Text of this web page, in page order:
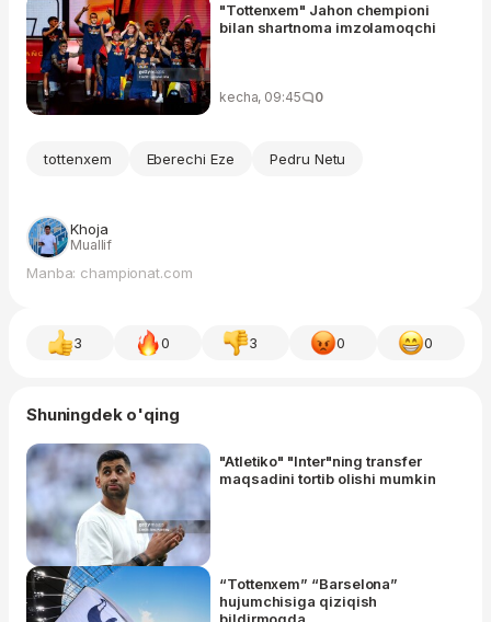
"Tottenxem" Jahon chempioni
bilan shartnoma imzolamoqchi
kecha, 09:45 0
tottenxem Eberechi Eze Pedru Netu
Khoja
Muallif
Manba: championat.com
3 0 3 0 0
Shuningdek o'qing
"Atletiko" "Inter"ning transfer
maqsadini tortib olishi mumkin
“Tottenxem” “Barselona”
hujumchisiga qiziqish